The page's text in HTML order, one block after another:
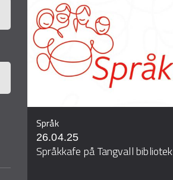
Språk
26.04.25
Språkkafe på Tangvall bibliotek